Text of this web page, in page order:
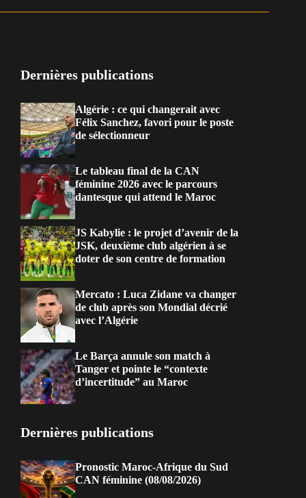
Dernières publications
Algérie : ce qui changerait avec
Félix Sanchez, favori pour le poste
de sélectionneur
Le tableau final de la CAN
féminine 2026 avec le parcours
dantesque qui attend le Maroc
JS Kabylie : le projet d’avenir de la
JSK, deuxième club algérien à se
doter de son centre de formation
Mercato : Luca Zidane va changer
de club après son Mondial décrié
avec l’Algérie
Le Barça annule son match à
Tanger et pointe le “contexte
d’incertitude” au Maroc
Dernières publications
Pronostic Maroc-Afrique du Sud
CAN féminine (08/08/2026)